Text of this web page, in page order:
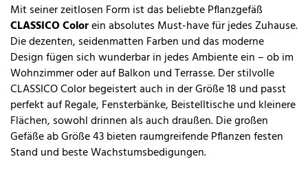
Mit seiner zeitlosen Form ist das beliebte Pflanzgefäß
CLASSICO Colorein absolutes Must-have für jedes Zuhause.
Die dezenten, seidenmatten Farben und das moderne
Design fügen sich wunderbar in jedes Ambiente ein – ob im
Wohnzimmer oder auf Balkon und Terrasse. Der stilvolle
CLASSICO Color begeistert auch in der Größe 18 und passt
perfekt auf Regale, Fensterbänke, Beistelltische und kleinere
Flächen, sowohl drinnen als auch draußen. Die großen
Gefäße ab Größe 43 bieten raumgreifende Pflanzen festen
Stand und beste Wachstumsbedigungen.